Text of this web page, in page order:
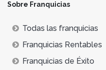
Sobre Franquicias
Todas las franquicias
Franquicias Rentables
Franquicias de Éxito